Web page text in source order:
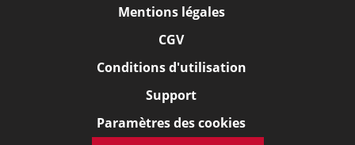
Mentions légales
CGV
Conditions d'utilisation
Support
Paramètres des cookies